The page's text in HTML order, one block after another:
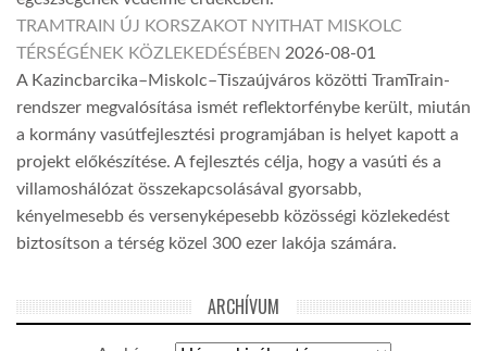
TRAMTRAIN ÚJ KORSZAKOT NYITHAT MISKOLC
TÉRSÉGÉNEK KÖZLEKEDÉSÉBEN 2026-08-01
A Kazincbarcika–Miskolc–Tiszaújváros közötti TramTrain-
rendszer megvalósítása ismét reflektorfénybe került, miután
a kormány vasútfejlesztési programjában is helyet kapott a
projekt előkészítése. A fejlesztés célja, hogy a vasúti és a
villamoshálózat összekapcsolásával gyorsabb,
kényelmesebb és versenyképesebb közösségi közlekedést
biztosítson a térség közel 300 ezer lakója számára.
ARCHÍVUM